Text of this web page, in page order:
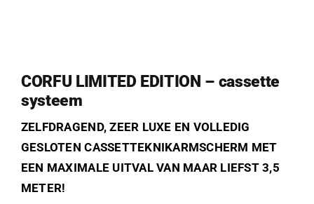
CORFU LIMITED EDITION – cassette
systeem
ZELFDRAGEND, ZEER LUXE EN VOLLEDIG
GESLOTEN CASSETTEKNIKARMSCHERM MET
EEN MAXIMALE UITVAL VAN MAAR LIEFST 3,5
METER!